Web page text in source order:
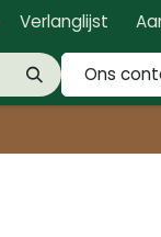
Verlanglijst
Ons